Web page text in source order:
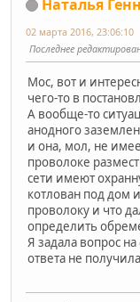
Наталья
02 марта 2016, 23:06:10
Последнее
Мос, вот и
чего-то в
А вообще-то
анодного
и она, мол, не
проволоке
сети имеют
котлован под дом
проволоку и что
определить
Я задала вопрос
ответа не